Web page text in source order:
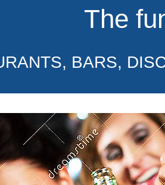
The
BARS,